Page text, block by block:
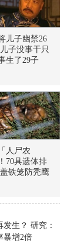
儿子幽禁26
子没事干只
生了29子
人尸农
70具遗体排
铁笼防秃鹰
生？ 研究：
暴增2倍